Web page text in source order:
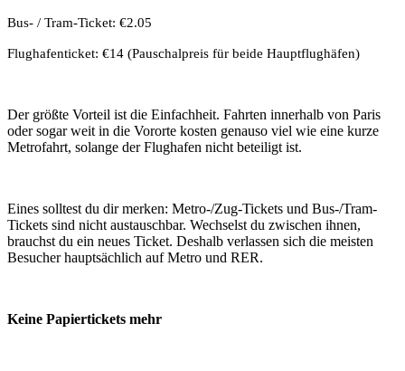
Bus- / Tram-Ticket: €2.05
Flughafenticket: €14 (Pauschalpreis für beide Hauptflughäfen)
Der größte Vorteil ist die Einfachheit. Fahrten innerhalb von Paris
oder sogar weit in die Vororte kosten genauso viel wie eine kurze
Metrofahrt, solange der Flughafen nicht beteiligt ist.
Eines solltest du dir merken: Metro-/Zug-Tickets und Bus-/Tram-
Tickets sind nicht austauschbar. Wechselst du zwischen ihnen,
brauchst du ein neues Ticket. Deshalb verlassen sich die meisten
Besucher hauptsächlich auf Metro und RER.
Keine Papiertickets mehr